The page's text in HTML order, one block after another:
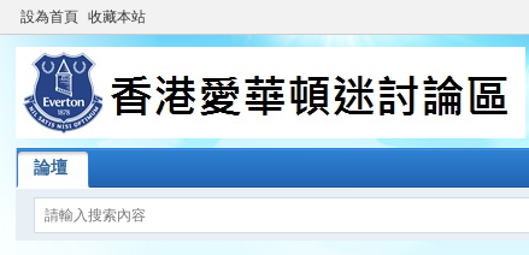
設為首頁 收藏本站
論壇